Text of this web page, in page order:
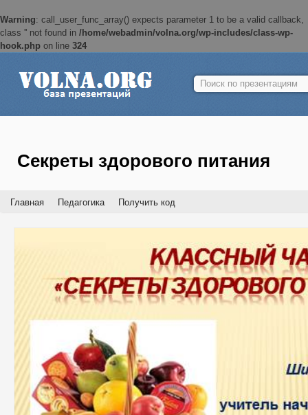
Warning: call_user_func_array() expects parameter 1 to be a valid callback,
class '' not found in /home/webadmin/volna.org/wp-includes/class-wp-
hook.php on line 324
Найти:
Секреты здорового питания
Главная Педагогика Получить код